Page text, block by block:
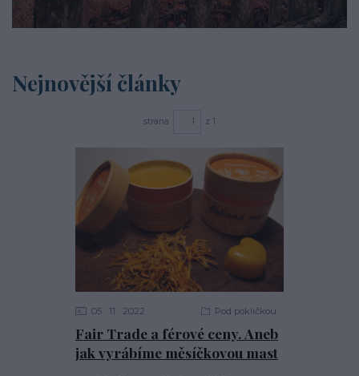
Nejnovější články
strana z 1
Fair Trade a férové ceny. Aneb
jak vyrábíme měsíčkovou mast
05 11 2022 Pod pokličkou